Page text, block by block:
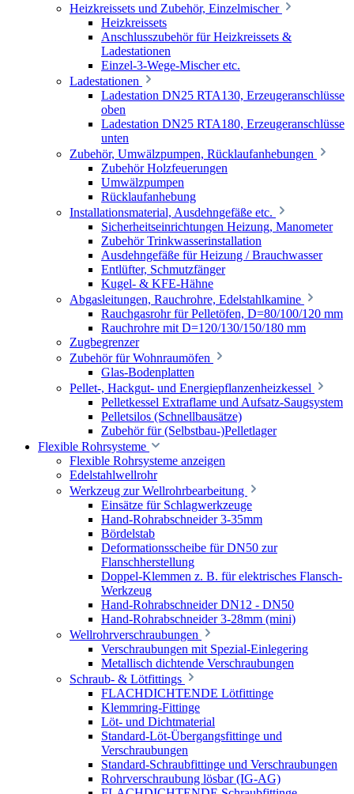
Heizkreissets und Zubehör, Einzelmischer
Heizkreissets
Anschlusszubehör für Heizkreissets &
Ladestationen
Einzel-3-Wege-Mischer etc.
Ladestationen
Ladestation DN25 RTA130, Erzeugeranschlüsse
oben
Ladestation DN25 RTA180, Erzeugeranschlüsse
unten
Zubehör, Umwälzpumpen, Rücklaufanhebungen
Zubehör Holzfeuerungen
Umwälzpumpen
Rücklaufanhebung
Installationsmaterial, Ausdehngefäße etc.
Sicherheitseinrichtungen Heizung, Manometer
Zubehör Trinkwasserinstallation
Ausdehngefäße für Heizung / Brauchwasser
Entlüfter, Schmutzfänger
Kugel- & KFE-Hähne
Abgasleitungen, Rauchrohre, Edelstahlkamine
Rauchgasrohr für Pelletöfen, D=80/100/120 mm
Rauchrohre mit D=120/130/150/180 mm
Zugbegrenzer
Zubehör für Wohnraumöfen
Glas-Bodenplatten
Pellet-, Hackgut- und Energiepflanzenheizkessel
Pelletkessel Extraflame und Aufsatz-Saugsystem
Pelletsilos (Schnellbausätze)
Zubehör für (Selbstbau-)Pelletlager
Flexible Rohrsysteme
Flexible Rohrsysteme anzeigen
Edelstahlwellrohr
Werkzeug zur Wellrohrbearbeitung
Einsätze für Schlagwerkzeuge
Hand-Rohrabschneider 3-35mm
Bördelstab
Deformationsscheibe für DN50 zur
Flanschherstellung
Doppel-Klemmen z. B. für elektrisches Flansch-
Werkzeug
Hand-Rohrabschneider DN12 - DN50
Hand-Rohrabschneider 3-28mm (mini)
Wellrohrverschraubungen
Verschraubungen mit Spezial-Einlegering
Metallisch dichtende Verschraubungen
Schraub- & Lötfittings
FLACHDICHTENDE Lötfittinge
Klemmring-Fittinge
Löt- und Dichtmaterial
Standard-Löt-Übergangsfittinge und
Verschraubungen
Standard-Schraubfittinge und Verschraubungen
Rohrverschraubung lösbar (IG-AG)